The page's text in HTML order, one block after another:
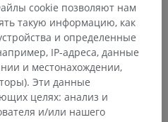
cookie позволяют нам
такую информацию, как
и определенные
IP-адреса, данные
и местонахождении,
Эти данные
целях: анализ и
и/или нашего